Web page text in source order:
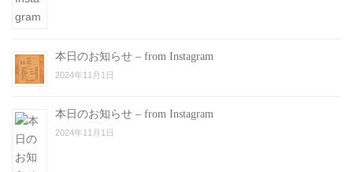
本日のお知らせ – from Instagram
2024年11月1日
本日のお知らせ – from Instagram
2024年11月1日